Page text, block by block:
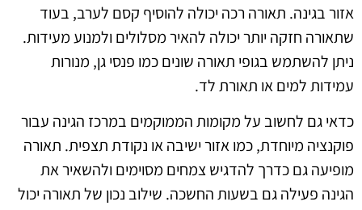
אזור בגינה. תאורה רכה יכולה להוסיף קסם לערב, בעוד
שתאורה חזקה יותר יכולה להאיר מסלולים ולמנוע מעידות.
ניתן להשתמש בגופי תאורה שונים כמו פנסי גן, מנורות
עמידות למים או תאורת לד.
כדאי גם לחשוב על מקומות הממוקמים במרכז הגינה עבור
פוקנציה מיוחדת, כמו אזור ישיבה או נקודת תצפית. תאורה
מופיעה גם כדרך להדגיש צמחים מסוימים ולהשאיר את
הגינה פעילה גם בשעות החשכה. שילוב נכון של תאורה יכול